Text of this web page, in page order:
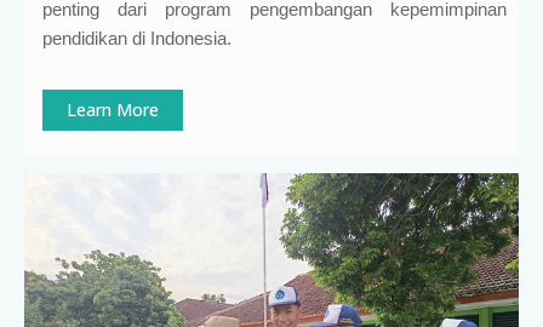
penting dari program pengembangan kepemimpinan
pendidikan di Indonesia.
Learn More